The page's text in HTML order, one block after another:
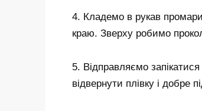
4. Кладемо в рукав
краю. Зверху робимо
5. Відправляємо
відвернути плівку і